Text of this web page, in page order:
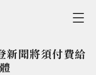
新聞將須付費給